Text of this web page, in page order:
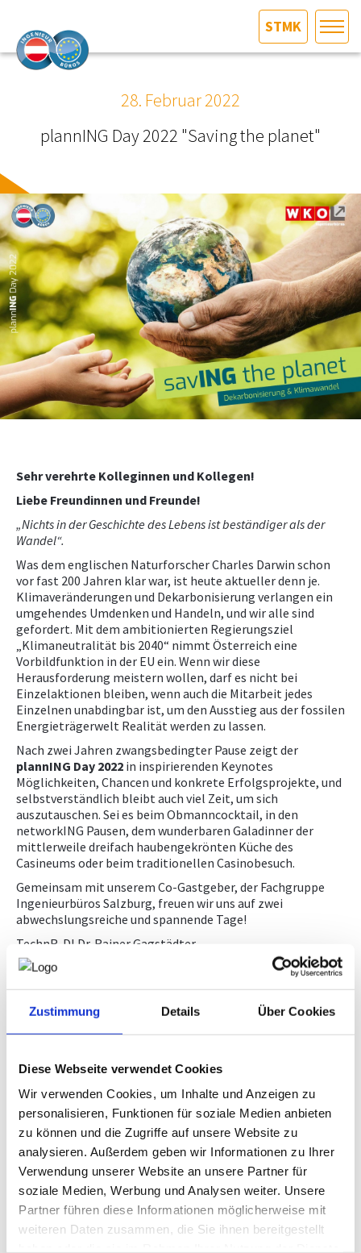
Zustimmung Details Über Cookies
Diese Webseite verwendet Cookies
Wir verwenden Cookies, um Inhalte und Anzeigen zu
personalisieren, Funktionen für soziale Medien anbieten
zu können und die Zugriffe auf unsere Website zu
analysieren. Außerdem geben wir Informationen zu Ihrer
Verwendung unserer Website an unsere Partner für
soziale Medien, Werbung und Analysen weiter. Unsere
Partner führen diese Informationen möglicherweise mit
weiteren Daten zusammen, die Sie ihnen bereitgestellt
STMK
INTERESSEN­VERTRETUNG
MITGLIEDER­VERZEICHNIS
SERVICE
KONTAKT
NEWS
28. Februar 2022
plannING Day 2022 "Saving the planet"
Sehr verehrte Kolleginnen und Kollegen!
Liebe Freundinnen und Freunde!
„Nichts in der Geschichte des Lebens ist beständiger als der
Wandel“.
Was dem englischen Naturforscher Charles Darwin schon
vor fast 200 Jahren klar war, ist heute aktueller denn je.
Klimaveränderungen und Dekarbonisierung verlangen ein
umgehendes Umdenken und Handeln, und wir alle sind
gefordert. Mit dem ambitionierten Regierungsziel
„Klimaneutralität bis 2040“ nimmt Österreich eine
Vorbildfunktion in der EU ein. Wenn wir diese
Herausforderung meistern wollen, darf es nicht bei
Einzelaktionen bleiben, wenn auch die Mitarbeit jedes
Einzelnen unabdingbar ist, um den Ausstieg aus der fossilen
Energieträgerwelt Realität werden zu lassen.
Nach zwei Jahren zwangsbedingter Pause zeigt der
plannING Day 2022 in inspirierenden Keynotes
Möglichkeiten, Chancen und konkrete Erfolgsprojekte, und
selbstverständlich bleibt auch viel Zeit, um sich
auszutauschen. Sei es beim Obmanncocktail, in den
networkING Pausen, dem wunderbaren Galadinner der
mittlerweile dreifach haubengekrönten Küche des
Casineums oder beim traditionellen Casinobesuch.
Gemeinsam mit unserem Co-Gastgeber, der Fachgruppe
Ingenieurbüros Salzburg, freuen wir uns auf zwei
abwechslungsreiche und spannende Tage!
TechnR. DI Dr. Rainer Gagstädter
Fachverbandsobmann
Rainer Gagstädter